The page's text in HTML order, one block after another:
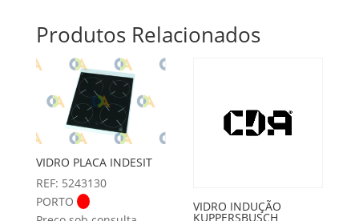
Produtos Relacionados
VIDRO PLACA INDESIT
REF: 5243130
PORTO
VIDRO INDUÇÃO
KUPPERSBUSCH